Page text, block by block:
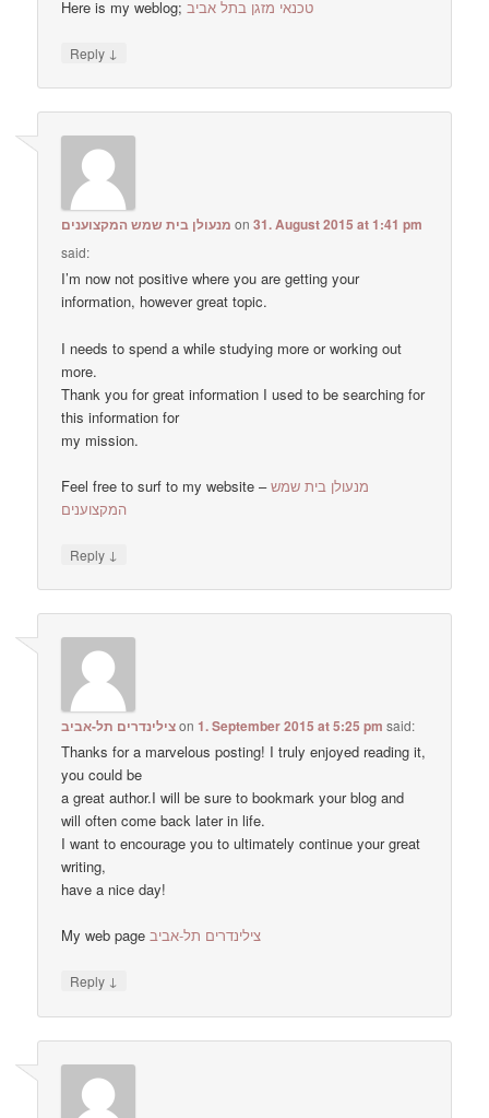
Here is my weblog;טכנאי מזגן בתל אביב
Reply ↓
מנעולן בית שמש המקצוענים on31. August 2015 at 1:41 pm
said:
I’m now not positive where you are getting your
information, however great topic.
I needs to spend a while studying more or working out
more.
Thank you for great information I used to be searching for
this information for
my mission.
Feel free to surf to my website –מנעולן בית שמש
המקצוענים
Reply ↓
צילינדרים תל-אביבon1. September 2015 at 5:25 pm said:
Thanks for a marvelous posting! I truly enjoyed reading it,
you could be
a great author.I will be sure to bookmark your blog and
will often come back later in life.
I want to encourage you to ultimately continue your great
writing,
have a nice day!
My web pageצילינדרים תל-אביב
Reply ↓